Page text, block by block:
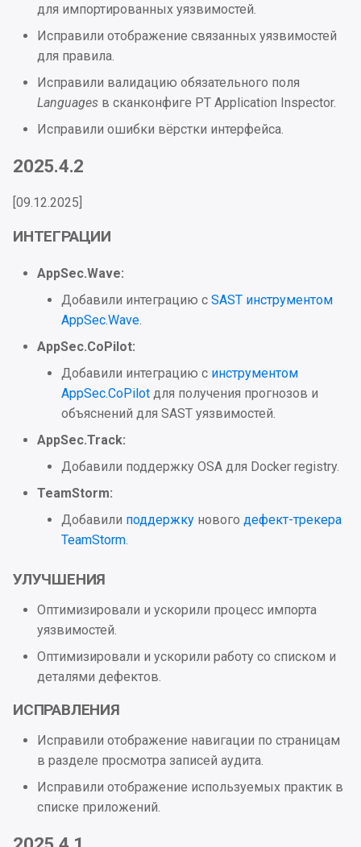
для импортированных уязвимостей.
Исправили отображение связанных уязвимостей
для правила.
Исправили валидацию обязательного поля
Languages в сканконфиге PT Application Inspector.
Исправили ошибки вёрстки интерфейса.
2025.4.2
[09.12.2025]
ИНТЕГРАЦИИ
AppSec.Wave:
Добавили интеграцию с SAST инструментом
AppSec.Wave
AppSec.CoPilot:
Добавили интеграцию с инструментом
AppSec.CoPilot для получения прогнозов и
объяснений для SAST уязвимостей.
AppSec.Track:
Добавили поддержку OSA для Docker registry.
TeamStorm:
Добавили поддержку нового дефект-трекера
TeamStorm
УЛУЧШЕНИЯ
Оптимизировали и ускорили процесс импорта
уязвимостей.
Оптимизировали и ускорили работу со списком и
деталями дефектов.
ИСПРАВЛЕНИЯ
Исправили отображение навигации по страницам
в разделе просмотра записей аудита.
Исправили отображение используемых практик в
списке приложений.